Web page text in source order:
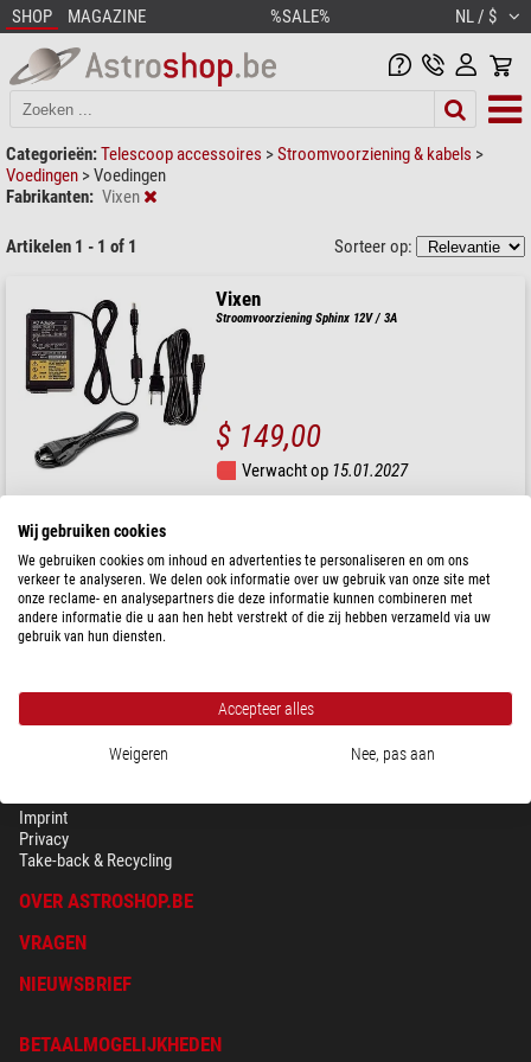
SHOP MAGAZINE %SALE% NL / $
Categorieën:Telescoop accessoires >Stroomvoorziening & kabels >
Voedingen >Voedingen
Fabrikanten: Vixen
Artikelen 1 - 1 of 1 Sorteer op:
Vixen
Stroomvoorziening Sphinx 12V / 3A
$ 149,00
Verwacht op 15.01.2027
Imprint
Privacy
Take-back & Recycling
OVER ASTROSHOP.BE
VRAGEN
NIEUWSBRIEF
BETAALMOGELIJKHEDEN
Wij gebruiken cookies
We gebruiken cookies om inhoud en advertenties te personaliseren en om ons
verkeer te analyseren. We delen ook informatie over uw gebruik van onze site met
onze reclame- en analysepartners die deze informatie kunnen combineren met
andere informatie die u aan hen hebt verstrekt of die zij hebben verzameld via uw
gebruik van hun diensten.
Accepteer alles
Weigeren Nee, pas aan